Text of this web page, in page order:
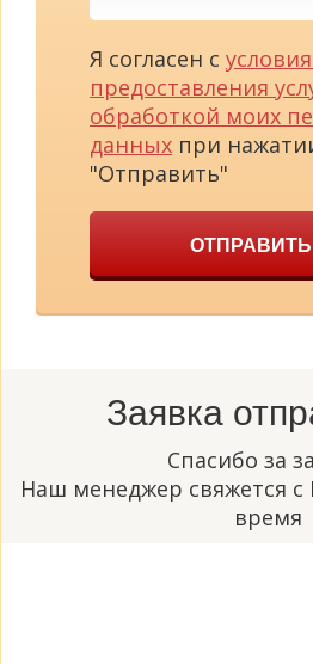
сайт
Я согласен с
предоставления
обработкой моих
данных при
"Отправить"
ОТПРАВИТЬ
Заявка
Спасибо за
Наш менеджер свяжется
время